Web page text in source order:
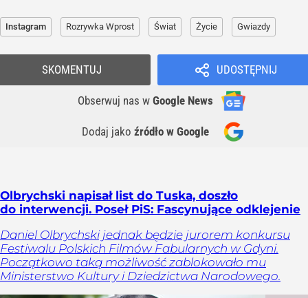
Instagram Rozrywka Wprost Świat Życie Gwiazdy
UDOSTĘPNIJ
Obserwuj nas w Google News
Dodaj jako źródło w Google
SKOMENTUJ
Olbrychski napisał list do Tuska, doszło
do interwencji. Poseł PiS: Fascynujące odklejenie
Daniel Olbrychski jednak będzie jurorem konkursu
Festiwalu Polskich Filmów Fabularnych w Gdyni.
Początkowo taką możliwość zablokowało mu
Ministerstwo Kultury i Dziedzictwa Narodowego.